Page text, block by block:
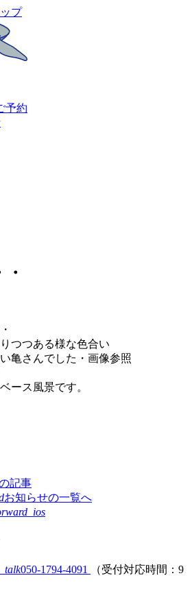
プ
予約
つつある様な色合い
亀さんでした・画像参照
ース風景です。
記事
お知らせの一覧へ
050-1794-4091
（受付対応時間：9